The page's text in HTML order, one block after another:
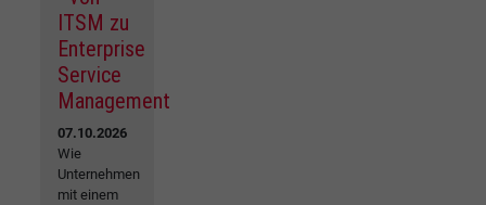
ITSM zu
Enterprise
Service
Management
07.10.2026
Wie
Unternehmen
mit einem